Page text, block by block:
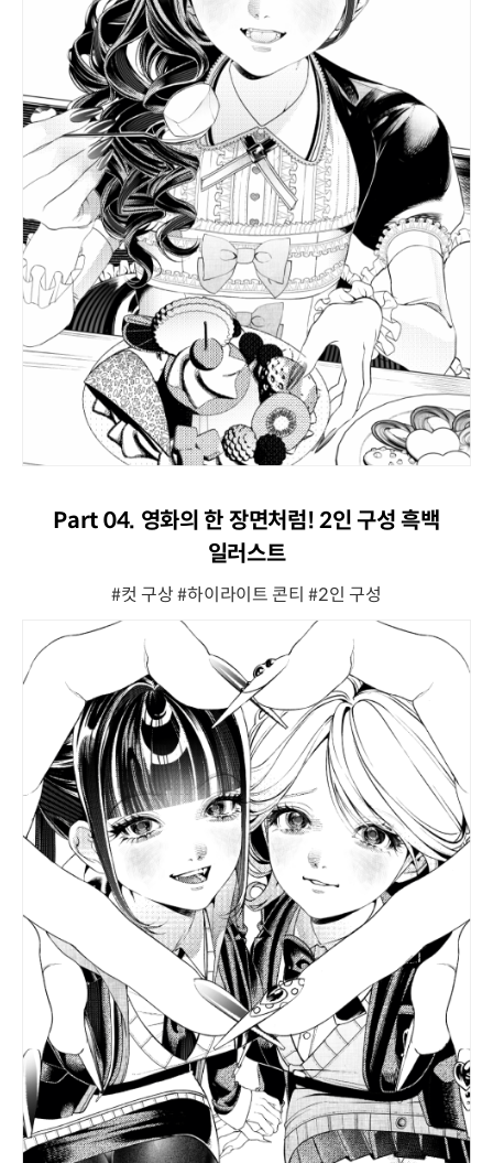
Part 04. 영화의 한 장면처럼! 2인 구성 흑백
일러스트
#컷 구상 #하이라이트 콘티 #2인 구성